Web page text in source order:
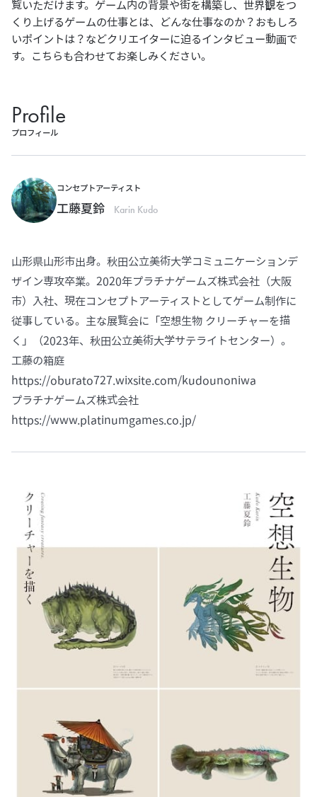
覧いただけます。ゲーム内の背景や街を構築し、世界観をつ
くり上げるゲームの仕事とは、どんな仕事なのか？おもしろ
いポイントは？などクリエイターに迫るインタビュー動画で
す。こちらも合わせてお楽しみください。
Profile
プロフィール
コンセプトアーティスト
工藤夏鈴 Karin Kudo
山形県山形市出身。秋田公立美術大学コミュニケーションデ
ザイン専攻卒業。2020年プラチナゲームズ株式会社（大阪
市）入社、現在コンセプトアーティストとしてゲーム制作に
従事している。主な展覧会に「空想生物 クリーチャーを描
く」（2023年、秋田公立美術大学サテライトセンター）。
工藤の箱庭
https://oburato727.wixsite.com/kudounoniwa
プラチナゲームズ株式会社
https://www.platinumgames.co.jp/